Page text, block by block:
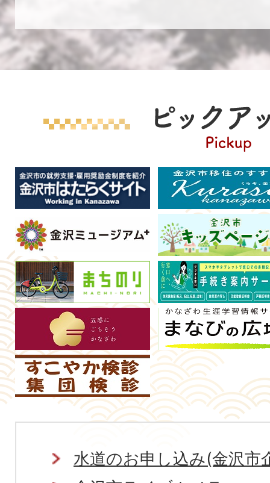
ピ
ク
ア
ッ
プ
Pickup
水道のお申し込み(金沢市